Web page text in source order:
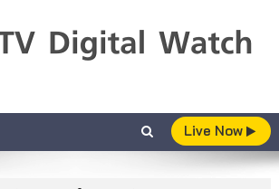
Live Now